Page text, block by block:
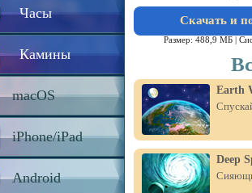
Часы
Камины
macOS
iPhone/iPad
Android
Скачать и
Размер: 488,9 МБ |
Earth
Deep